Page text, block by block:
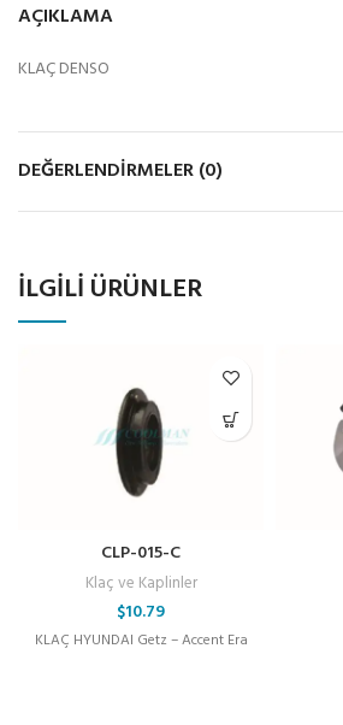
AÇIKLAMA
KLAÇ DENSO
DEĞERLENDIRMELER (0)
İLGILI ÜRÜNLER
CLP-015-C
Klaç ve Kaplinler
$10.79
KLAÇ HYUNDAI Getz – Accent Era